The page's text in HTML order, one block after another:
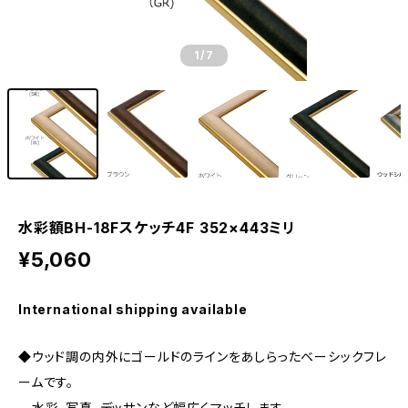
1 /7
水彩額BH-18Fスケッチ4F 352×443ミリ
¥5,060
International shipping available
◆ウッド調の内外にゴールドのラインをあしらったベーシックフレ
ームです。